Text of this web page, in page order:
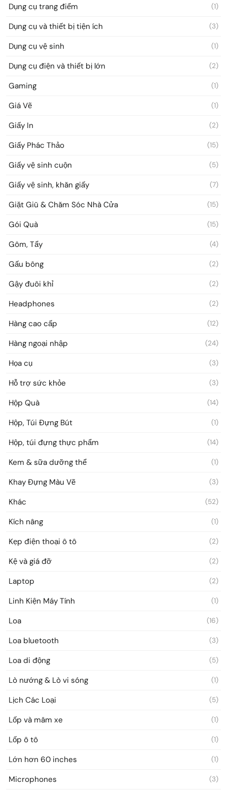
Dụng cụ trang điểm (1)
Dụng cụ và thiết bị tiện ích (3)
Dụng cụ vệ sinh (1)
Dụng cụ điện và thiết bị lớn (2)
Gaming (1)
Giá Vẽ (1)
Giấy In (2)
Giấy Phác Thảo (15)
Giấy vệ sinh cuộn (5)
Giấy vệ sinh, khăn giấy (7)
Giặt Giũ & Chăm Sóc Nhà Cửa (15)
Gói Quà (15)
Gôm, Tẩy (4)
Gấu bông (2)
Gậy đuôi khỉ (2)
Headphones (2)
Hàng cao cấp (12)
Hàng ngoại nhập (24)
Họa cụ (3)
Hỗ trợ sức khỏe (3)
Hộp Quà (14)
Hộp, Túi Đựng Bút (1)
Hộp, túi đựng thực phẩm (14)
Kem & sữa dưỡng thể (1)
Khay Đựng Màu Vẽ (3)
Khác (52)
Kích nâng (1)
Kẹp điện thoại ô tô (2)
Kệ và giá đỡ (2)
Laptop (2)
Linh Kiện Máy Tính (1)
Loa (16)
Loa bluetooth (3)
Loa di động (5)
Lò nướng & Lò vi sóng (1)
Lịch Các Loại (5)
Lốp và mâm xe (1)
Lốp ô tô (1)
Lớn hơn 60 inches (1)
Microphones (3)